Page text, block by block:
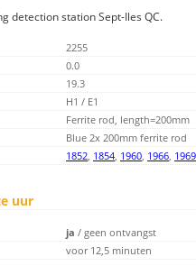
detection station Sept-Iles QC.
2255
0.0
19.3
H1 / E1
Ferrite rod, length=200mm
Blue 2x 200mm ferrite rod
1852, 1854, 1960, 1966, 1969
uur
ja / geen ontvangst
voor 12,5 minuten